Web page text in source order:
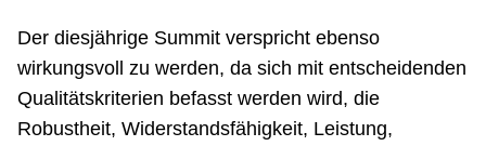
Der diesjährige Summit verspricht ebenso
wirkungsvoll zu werden, da sich mit entscheidenden
Qualitätskriterien befasst werden wird, die
Robustheit, Widerstandsfähigkeit, Leistung,